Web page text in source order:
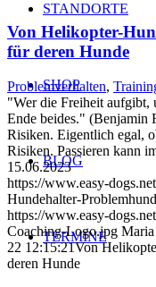
STANDORTE
SHOP
BLOG
TERMINE
Von Helikopter-
für deren Hunde
Problemverhalten,
"Wer die Freiheit aufgibt,
Ende beides."
Risiken. Eigentlich egal,
Risiken. Passieren kann
15.06.2023
https://www.easy-
Hundehalter-
https://www.easy-
Coaching-Logo.jpg Maria
22 12:15:21Von
deren Hunde